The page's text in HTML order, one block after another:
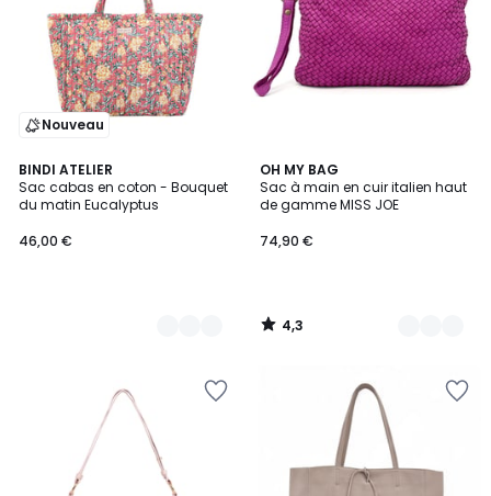
Nouveau
BINDI ATELIER
Sac cabas en coton - Bouquet
du matin Eucalyptus
46,00 €
4
Couleurs
OH MY BAG
Sac à main en cuir italien haut
de gamme MISS JOE
74,90 €
4,3
/ 5
15
Couleurs
4,3
/